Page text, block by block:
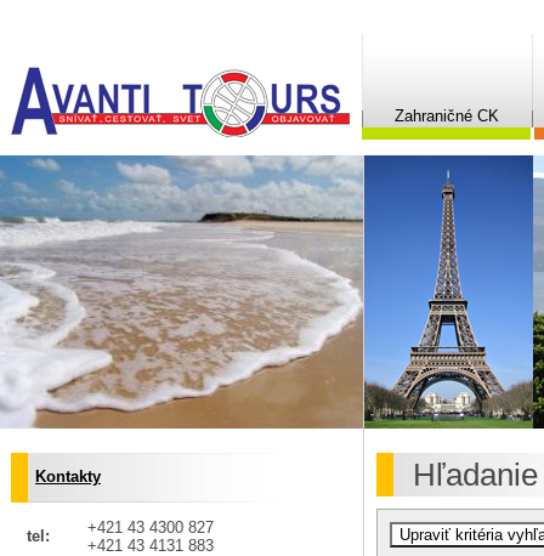
Zahraničné CK
Kontakty
tel:
+421 43 4300 827
+421 43 4131 883